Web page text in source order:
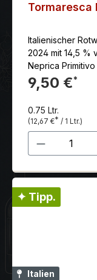
Tormaresca
Italienischer
2024 mit 14,5 %
Neprica
Kombination: die
ausdrucksvollen
verführerisch mit
und einer feinen
9,50 €*
0.75 Ltr.
(12,67 €* / 1 Ltr.)
Produkt
✦ Tipp.
Italien